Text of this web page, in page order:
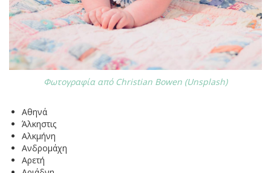
Φωτογραφία από Christian Bowen (Unsplash)
Αθηνά
Άλκηστις
Αλκμήνη
Ανδρομάχη
Αρετή